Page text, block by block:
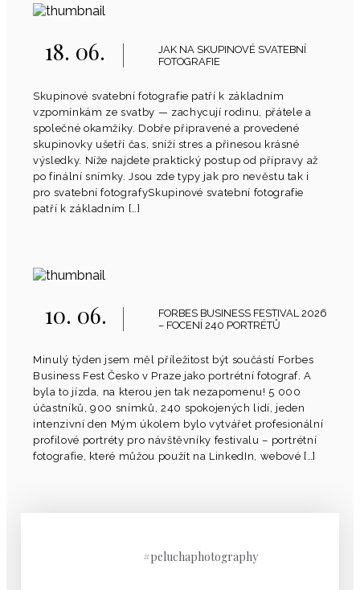
18. 06.
JAK NA SKUPINOVÉ SVATEBNÍ
FOTOGRAFIE
Skupinové svatební fotografie patří k základním
vzpomínkám ze svatby — zachycují rodinu, přátele a
společné okamžiky. Dobře připravené a provedené
skupinovky ušetří čas, sníží stres a přinesou krásné
výsledky. Níže najdete praktický postup od přípravy až
po finální snímky. Jsou zde typy jak pro nevěstu tak i
pro svatební fotografySkupinové svatební fotografie
patří k základním […]
10. 06.
FORBES BUSINESS FESTIVAL 2026
– FOCENÍ 240 PORTRÉTŮ
Minulý týden jsem měl příležitost být součástí Forbes
Business Fest Česko v Praze jako portrétní fotograf. A
byla to jízda, na kterou jen tak nezapomenu! 5 000
účastníků, 900 snímků, 240 spokojených lidí, jeden
intenzivní den Mým úkolem bylo vytvářet profesionální
profilové portréty pro návštěvníky festivalu – portrétní
fotografie, které můžou použít na LinkedIn, webové […]
#peluchaphotography